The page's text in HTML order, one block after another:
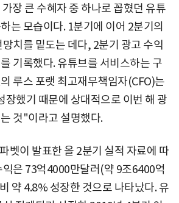
장 큰 수혜자 중 하나로 꼽혔던 유튜
는 모습이다. 1분기에 이어 2분기의
치를 밑도는 데다, 2분기 광고 수익
기록했다. 유튜브를 서비스하는 구
루스 포랫 최고재무책임자(CFO)는
장했기 때문에 상대적으로 이번 해 광
것"이라고 설명했다.
벳이 발표한 올 2분기 실적 자료에 따
익은 73억4000만달러(약 9조6400억
약 4.8% 성장한 것으로 나타났다. 유